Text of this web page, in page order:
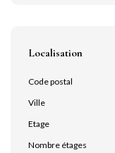
Localisation
Code postal
Ville
Etage
Nombre étages